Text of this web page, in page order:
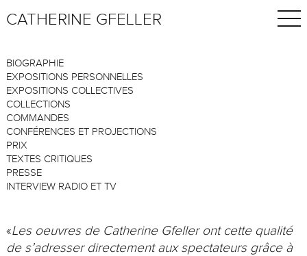
CATHERINE GFELLER
BIOGRAPHIE
EXPOSITIONS PERSONNELLES
EXPOSITIONS COLLECTIVES
COLLECTIONS
COMMANDES
CONFÉRENCES ET PROJECTIONS
PRIX
TEXTES CRITIQUES
PRESSE
INTERVIEW RADIO ET TV
«Les oeuvres de Catherine Gfeller ont cette qualité
de s’adresser directement aux spectateurs grâce à